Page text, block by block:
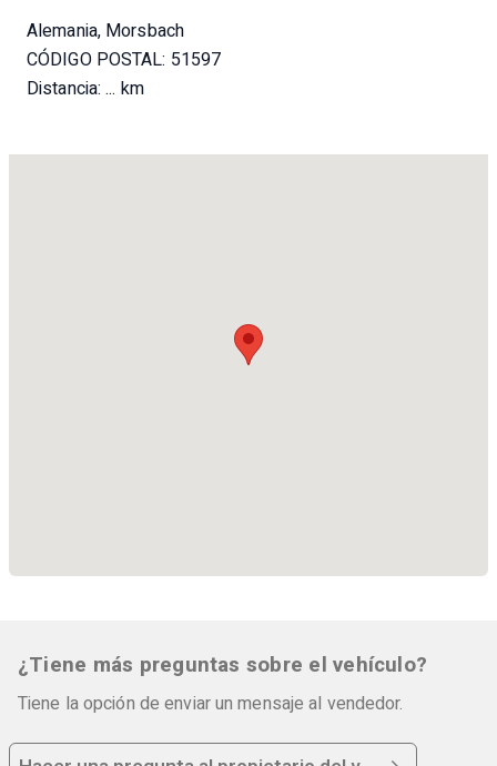
aluminio, debajo de la lámina es la chapa de muebles
original que está intacto.
Alemania, Morsbach
CÓDIGO POSTAL: 51597
Distancia:... km
¿Tiene más preguntas sobre el vehículo?
Tiene la opción de enviar un mensaje al vendedor.